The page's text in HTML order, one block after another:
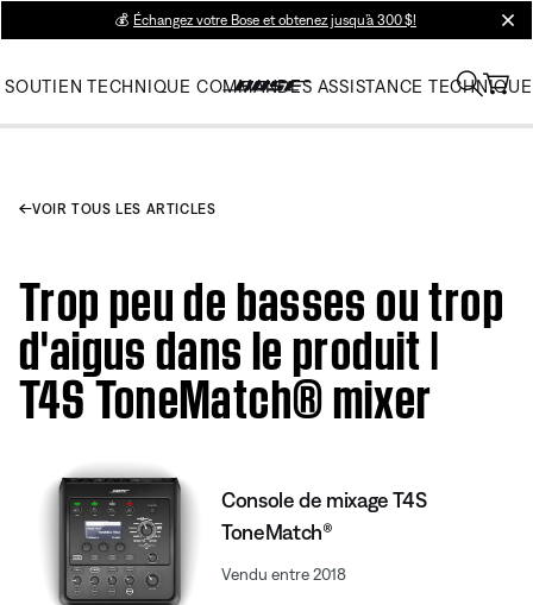
💰 Échangez votre Bose et obtenez jusqu’à 300 $!
SOUTIEN TECHNIQUE COMMANDES ASSISTANCE TECHNIQUE
VOIR TOUS LES ARTICLES
Trop peu de basses ou trop
d'aigus dans le produit |
T4S ToneMatch® mixer
Console de mixage T4S
ToneMatch®
Vendu entre 2018